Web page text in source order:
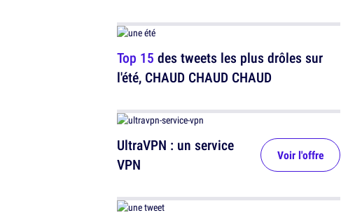
Top 15 des tweets les plus drôles sur
l'été, CHAUD CHAUD CHAUD
UltraVPN : un service
VPN
Voir l'offre